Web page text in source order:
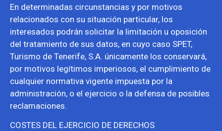
En determinadas circunstancias y por motivos
relacionados con su situación particular, los
interesados podrán solicitar la limitación u oposición
del tratamiento de sus datos, en cuyo caso SPET,
Turismo de Tenerife, S.A. únicamente los conservará,
por motivos legítimos imperiosos, el cumplimiento de
cualquier normativa vigente impuesta por la
administración, o el ejercicio o la defensa de posibles
reclamaciones.
COSTES DEL EJERCICIO DE DERECHOS